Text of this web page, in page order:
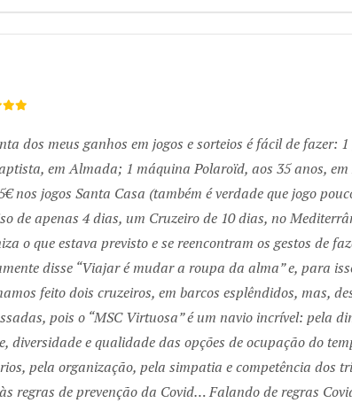
dos meus ganhos em jogos e sorteios é fácil de fazer:
em Almada; 1 máquina Polaroïd, aos 35 anos,
nos jogos Santa Casa (também é verdade que jogo
de apenas 4 dias, um Cruzeiro de 10 dias, no
o que estava previsto e se reencontram os gestos de
disse “Viajar é mudar a roupa da alma” e, para
feito dois cruzeiros, em barcos esplêndidos, mas,
pois o “MSC Virtuosa” é um navio incrível: pela
diversidade e qualidade das opções de ocupação do
pela organização, pela simpatia e competência dos
regras de prevenção da Covid… Falando de regras